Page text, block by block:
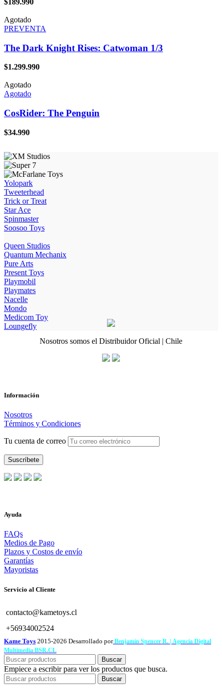
Agotado
PREVENTA
The Dark Knight Rises: Catwoman 1/3
$1.299.990
Agotado
Agotado
CosRider: The Penguin
$34.990
Yolopark
Tweeterhead
Trick or Treat
Star Ace
Spinmaster
Soosoo Toys
Queen Studios
Quantum Mechanix
Pure Arts
Present Toys
Playmobil
Playmates
Nacelle
Mondo
Medicom Toy
Loungefly
Nosotros somos el Distribuidor Oficial | Chile
Información
Nosotros
Términos y Condiciones
Tu cuenta de correo
Ayuda
FAQs
Medios de Pago
Plazos y Costos de envío
Garantías
Mayoristas
Servicio al Cliente
contacto@kametoys.cl
+56934002524
Kame Toys 2015-2026 Desarrollado porBenjamín Spencer R. | Agencia Digital
Multimedia BSR.CL
Buscar
Empiece a escribir para ver los productos que busca.
Buscar